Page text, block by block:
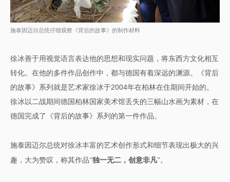
施泰因迈尔总统仔细观察《背后的故事》的制作材料
徐冰善于用视觉语言表达他的思想和现实问题，将东西方文化相互
转化。在他的多件作品创作中，都与德国有着深远的渊源。《背后
的故事》系列就是艺术家徐冰于2004年在柏林在住期间开始的。
徐冰以二战期间德国柏林国家美术馆丢失的三幅山水画为素材，在
德国完成了《背后的故事》系列的第一件作品。
施泰因迈尔总统对徐冰丰富的艺术创作形式和细节表现出极大的兴
趣，大为赞叹，称其作品“独一无二，创意非凡”。